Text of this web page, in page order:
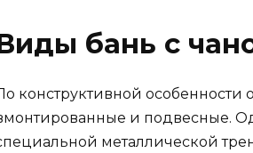
бань с
конструктивной особенности
и подвесные.
металлической